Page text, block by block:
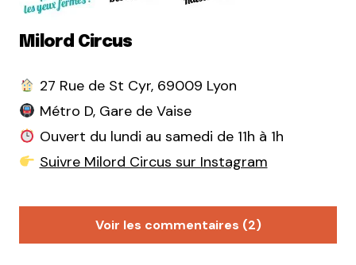
Milord Circus
27 Rue de St Cyr, 69009 Lyon
Métro D, Gare de Vaise
Ouvert du lundi au samedi de 11h à 1h
Suivre Milord Circus sur Instagram
Voir les commentaires (2)